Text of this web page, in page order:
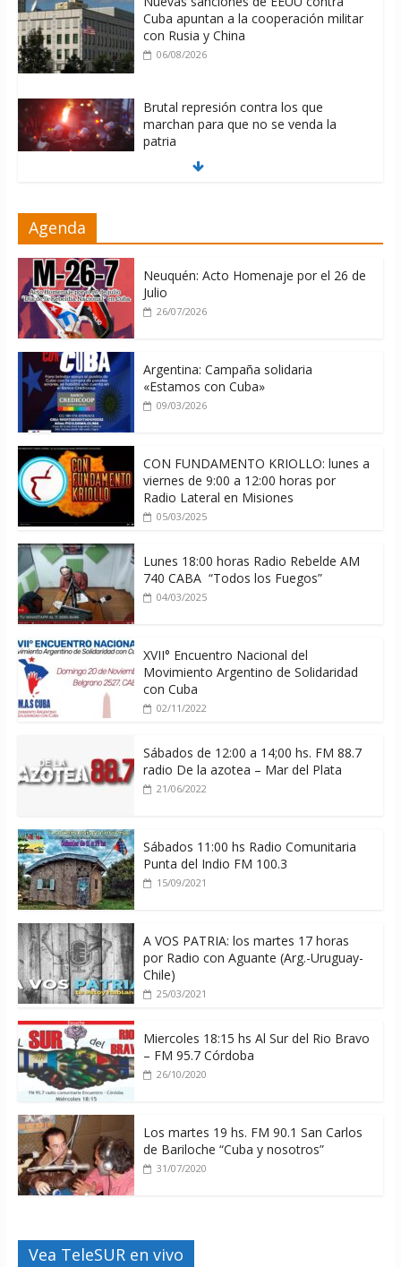
Cuba apuntan a la cooperación militar
con Rusia y China
06/08/2026
Brutal represión contra los que
marchan para que no se venda la
patria
06/08/2026
06/08/2026
Agenda
Neuquén: Acto Homenaje por el 26 de
Julio
26/07/2026
Argentina: Campaña solidaria
«Estamos con Cuba»
09/03/2026
CON FUNDAMENTO KRIOLLO: lunes a
viernes de 9:00 a 12:00 horas por
Radio Lateral en Misiones
05/03/2025
Lunes 18:00 horas Radio Rebelde AM
740 CABA “Todos los Fuegos”
04/03/2025
XVII° Encuentro Nacional del
Movimiento Argentino de Solidaridad
con Cuba
02/11/2022
Sábados de 12:00 a 14;00 hs. FM 88.7
radio De la azotea – Mar del Plata
21/06/2022
Sábados 11:00 hs Radio Comunitaria
Punta del Indio FM 100.3
15/09/2021
A VOS PATRIA: los martes 17 horas
por Radio con Aguante (Arg.-Uruguay-
Chile)
25/03/2021
Miercoles 18:15 hs Al Sur del Rio Bravo
– FM 95.7 Córdoba
26/10/2020
Los martes 19 hs. FM 90.1 San Carlos
de Bariloche “Cuba y nosotros”
31/07/2020
Vea TeleSUR en vivo